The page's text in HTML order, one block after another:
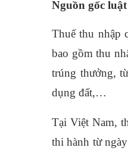
Nguồn gốc
Thuế thu nhập
bao gồm thu
trúng thưởng,
dụng đất,…
Tại Việt Nam,
thi hành từ